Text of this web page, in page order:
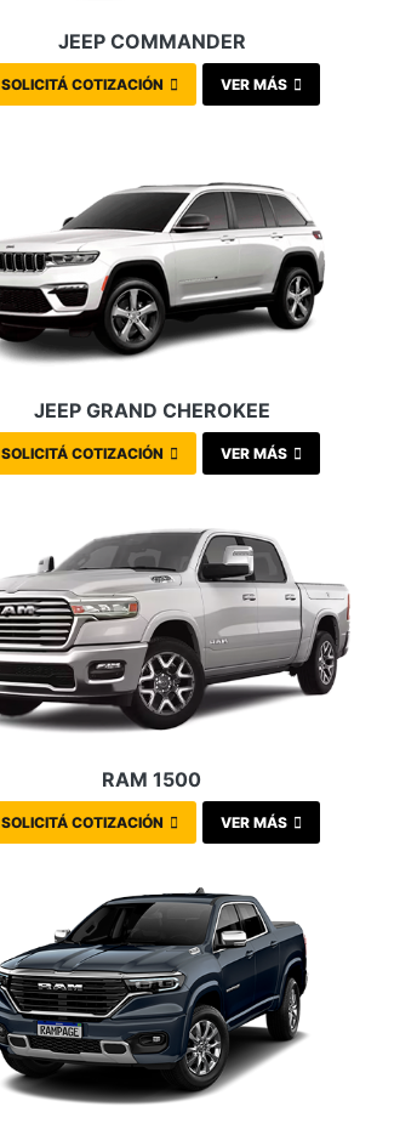
JEEP COMMANDER
SOLICITÁ COTIZACIÓN VER MÁS
JEEP GRAND CHEROKEE
SOLICITÁ COTIZACIÓN VER MÁS
RAM 1500
SOLICITÁ COTIZACIÓN VER MÁS